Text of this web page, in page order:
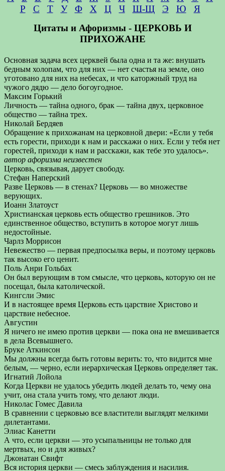
Р
С Т У Ф Х Ц Ч Ш-Щ Э Ю
Я
Цитаты и Афоризмы - ЦЕРКОВЬ И
ПРИХОЖАНЕ
Основная задача всех церквей была одна и та же: внушать
бедным холопам, что для них — нет счастья на земле, оно
уготовано для них на небесах, и что каторжный труд на
чужого дядю — дело богоугодное.
Максим Горький
Личность — тайна одного, брак — тайна двух, церковное
общество — тайна трех.
Николай Бердяев
Обращение к прихожанам на церковной двери: «Если у тебя
есть горести, приходи к нам и расскажи о них. Если у тебя нет
горестей, приходи к нам и расскажи, как тебе это удалось».
автор афоризма неизвестен
Церковь, связывая, дарует свободу.
Стефан Наперский
Разве Церковь — в стенах? Церковь — во множестве
верующих.
Иоанн Златоуст
Христианская церковь есть общество грешников. Это
единственное общество, вступить в которое могут лишь
недостойные.
Чарлз Моррисон
Невежество — первая предпосылка веры, и поэтому церковь
так высоко его ценит.
Поль Анри Гольбах
Он был верующим в том смысле, что церковь, которую он не
посещал, была католической.
Кингсли Эмис
И в настоящее время Церковь есть царствие Христово и
царствие небесное.
Августин
Я ничего не имею против церкви — пока она не вмешивается
в дела Всевышнего.
Бруке Аткинсон
Мы должны всегда быть готовы верить: то, что видится мне
белым, — черно, если иерархическая Церковь определяет так.
Игнатий Лойола
Когда Церкви не удалось убедить людей делать то, чему она
учит, она стала учить тому, что делают люди.
Николас Гомес Давила
В сравнении с церковью все властители выглядят мелкими
дилетантами.
Элиас Канетти
А что, если церкви — это усыпальницы не только для
мертвых, но и для живых?
Джонатан Свифт
Вся история церкви — смесь заблуждения и насилия.